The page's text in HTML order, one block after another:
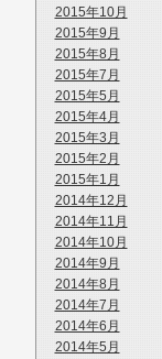
2015年10月
2015年9月
2015年8月
2015年7月
2015年5月
2015年4月
2015年3月
2015年2月
2015年1月
2014年12月
2014年11月
2014年10月
2014年9月
2014年8月
2014年7月
2014年6月
2014年5月